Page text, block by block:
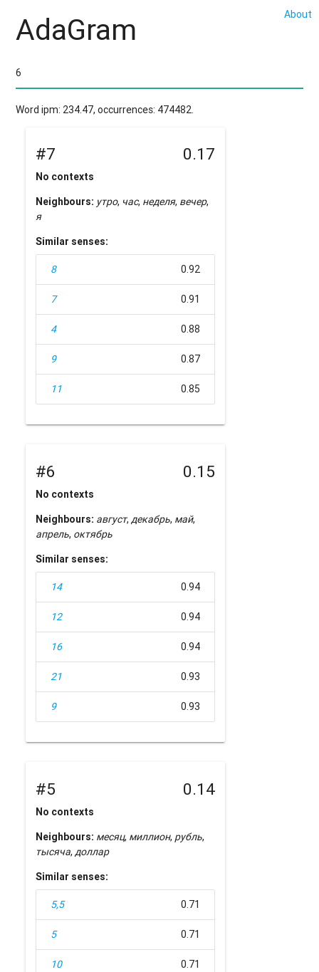
About
AdaGram
Word ipm: 234.47, occurrences: 474482.
#7 0.17
No contexts
Neighbours: утро, час, неделя, вечер,
я
Similar senses:
8 0.92
7 0.91
4 0.88
9 0.87
11 0.85
#6 0.15
No contexts
Neighbours: август,декабрь, май,
апрель, октябрь
Similar senses:
14 0.94
12 0.94
16 0.94
21 0.93
9 0.93
#5 0.14
No contexts
Neighbours: месяц, миллион, рубль,
тысяча,доллар
Similar senses:
5,5 0.71
5 0.71
10 0.71